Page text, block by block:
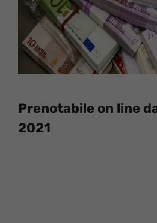
Prenotabile on line
2021